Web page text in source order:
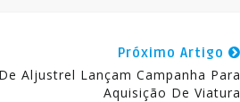
Próximo Artigo
Aljustrel Lançam Campanha Para
Aquisição De Viatura